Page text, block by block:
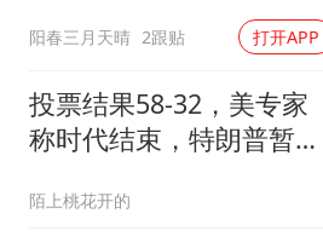
阳春三月天晴 2跟贴 打开APP
投票结果58-32，美专家
称时代结束，特朗普暂不
陌上桃花开的